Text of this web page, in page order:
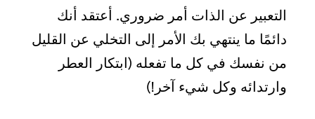
التعبير عن الذات أمر ضروري. أعتقد أنك
دائمًا ما ينتهي بك الأمر إلى التخلي عن القليل
من نفسك في كل ما تفعله (ابتكار العطر
وارتدائه وكل شيء آخر!)